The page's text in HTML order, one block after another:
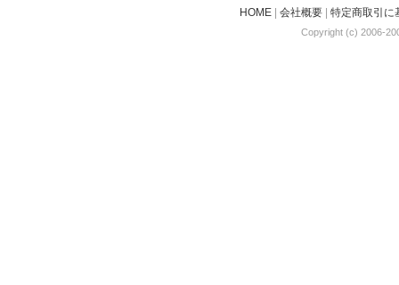
HOME| 会社概要| 特定商取引に
Copyright (c) 2006-